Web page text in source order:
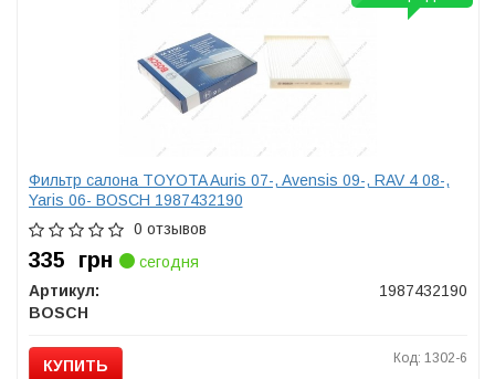
Фильтр салона TOYOTA Auris 07-, Avensis 09-, RAV 4 08-,
Yaris 06- BOSCH 1987432190
0 отзывов
335 грн
сегодня
Артикул:
1987432190
BOSCH
КУПИТЬ Код: 1302-6